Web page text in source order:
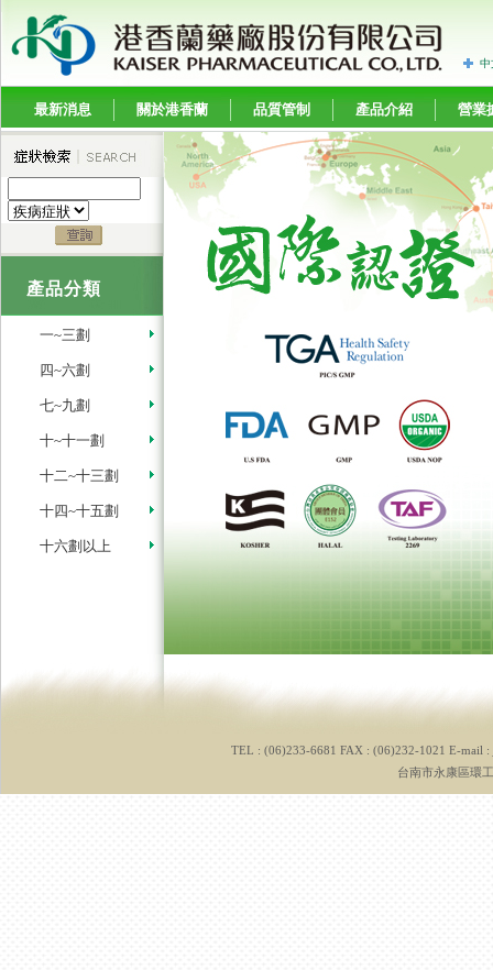
中
最新消息 關於港香蘭 品質管制 產品介紹 營業
產品分類
一~三劃
四~六劃
七~九劃
十~十一劃
十二~十三劃
十四~十五劃
十六劃以上
TEL : (06)233-6681 FAX : (06)232-1021 E-mail :
台南市永康區環